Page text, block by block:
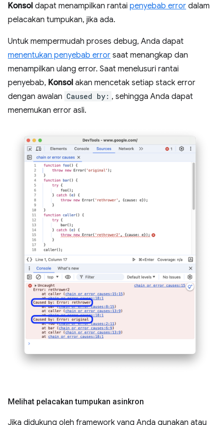
Konsol dapat menampilkan rantai penyebab error dalam
pelacakan tumpukan, jika ada.
Untuk mempermudah proses debug, Anda dapat
menentukan penyebab error saat menangkap dan
menampilkan ulang error. Saat menelusuri rantai
penyebab, Konsol akan mencetak setiap stack error
dengan awalan Caused by: , sehingga Anda dapat
menemukan error asli.
Melihat pelacakan tumpukan asinkron
Jika didukung oleh framework yang Anda gunakan atau